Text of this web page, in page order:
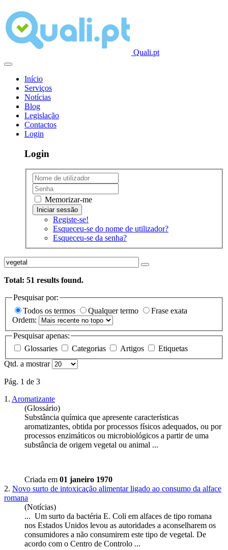
Quali.pt
Início
Serviços
Notícias
Blog
Legislação
Contactos
Login
Login
Memorizar-me
Registe-se!
Esqueceu-se do nome de utilizador?
Esqueceu-se da senha?
Total: 51 results found.
Pesquisar por:
Todos os termos
Qualquer termo
Frase exata
Ordem:
Pesquisar apenas:
Glossaries
Categorias Artigos
Etiquetas
Qtd. a mostrar
Pág. 1 de 3
1. Aromatizante
(Glossário)
Substância química que apresente características
aromatizantes, obtida por processos físicos adequados, ou por
processos enzimáticos ou microbiológicos a partir de uma
substância de origem vegetal ou animal ...
Criada em 01 janeiro 1970
2. Novo surto de intoxicação alimentar ligado ao consumo da alface
romana
(Notícias)
... Um surto da bactéria E. Coli em alfaces de tipo romana
nos Estados Unidos levou as autoridades a aconselharem os
consumidores a não consumirem este tipo de vegetal. De
acordo com o Centro de Controlo ...